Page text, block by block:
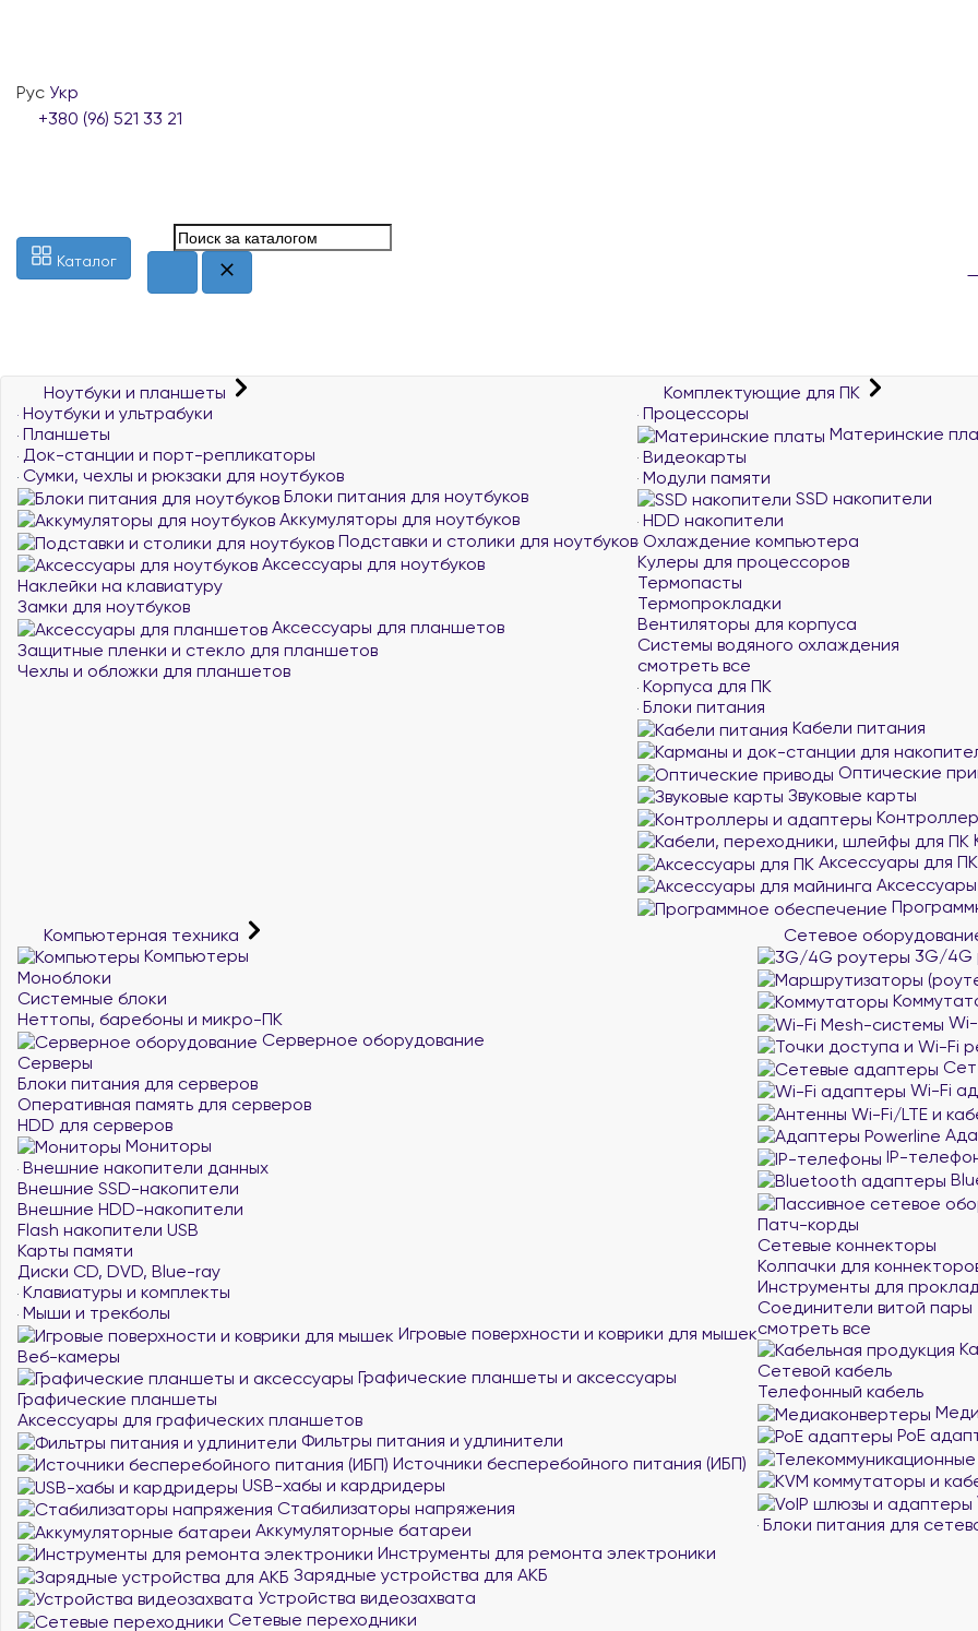
Рус Укр
+380 (96) 521 33 21
Каталог
Ноутбуки и планшеты
Ноутбуки и ультрабуки
Планшеты
Док-станции и порт-репликаторы
Сумки, чехлы и рюкзаки для ноутбуков
Блоки питания для ноутбуков
Аккумуляторы для ноутбуков
Подставки и столики для ноутбуков
Аксессуары для ноутбуков
Наклейки на клавиатуру
Замки для ноутбуков
Аксессуары для планшетов
Защитные пленки и стекло для планшетов
Чехлы и обложки для планшетов
Комплектующие для ПК
Процессоры
Материнские
Видеокарты
Модули памяти
SSD накопители
HDD накопители
Охлаждение компьютера
Кулеры для процессоров
Термопасты
Термопрокладки
Вентиляторы для корпуса
Системы водяного охлаждения
смотреть все
Корпуса для ПК
Блоки питания
Кабели питания
Оптические
Звуковые карты
Аксессуары для ПК
Компьютерная техника
Компьютеры
Моноблоки
Системные блоки
Неттопы, баребоны и микро-ПК
Серверное оборудование
Серверы
Блоки питания для серверов
Оперативная память для серверов
HDD для серверов
Мониторы
Внешние накопители данных
Внешние SSD-накопители
Внешние HDD-накопители
Flash накопители USB
Карты памяти
Диски CD, DVD, Blue-ray
Клавиатуры и комплекты
Мыши и трекболы
Игровые поверхности и коврики для мышек
Веб-камеры
Графические планшеты и аксессуары
Графические планшеты
Аксессуары для графических планшетов
Фильтры питания и удлинители
Источники бесперебойного питания (ИБП)
USB-хабы и кардридеры
Стабилизаторы напряжения
Аккумуляторные батареи
Инструменты для ремонта электроники
Зарядные устройства для АКБ
Устройства видеозахвата
Сетевые переходники
Сетевое
3G/4G
Wi-Fi
IP-
Патч-корды
Сетевые коннекторы
Колпачки для
Инструменты для
Соединители витой пары
смотреть все
Сетевой кабель
Телефонный кабель
PoE
Блоки питания для